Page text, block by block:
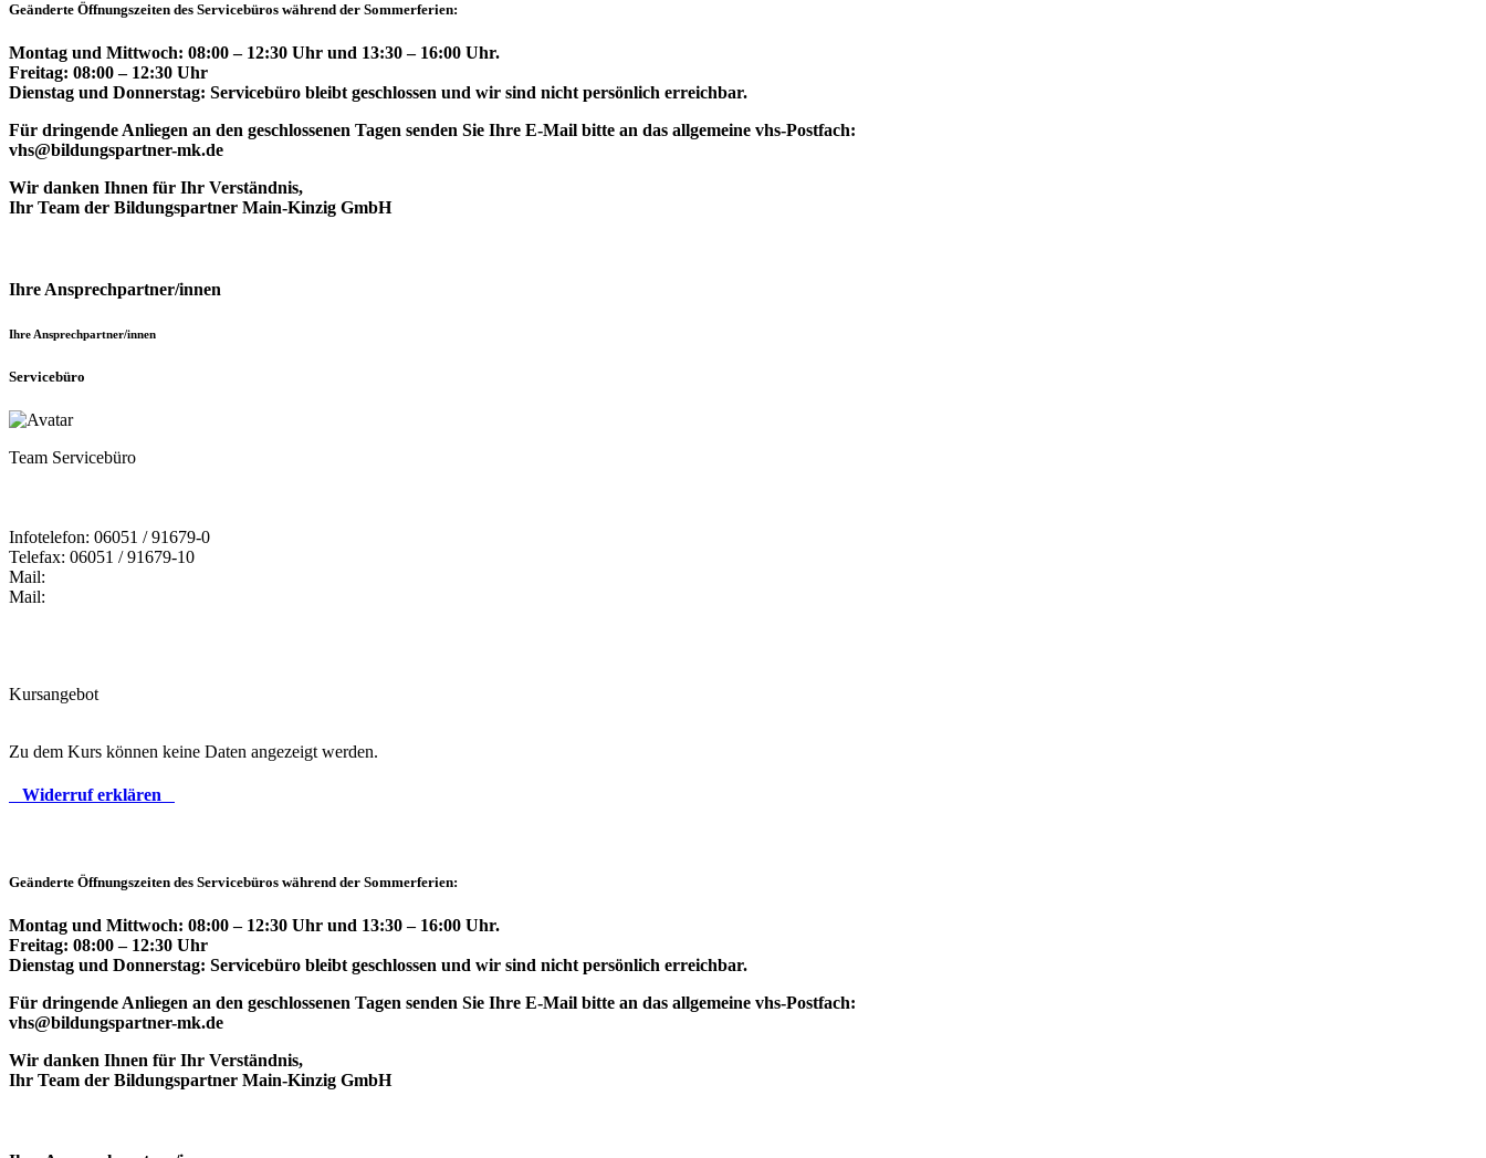
Geänderte Öffnungszeiten des Servicebüros während der Sommerferien:
Montag und Mittwoch: 08:00 – 12:30 Uhr und 13:30 – 16:00 Uhr.
Freitag: 08:00 – 12:30 Uhr
Dienstag und Donnerstag: Servicebüro bleibt geschlossen und wir sind nicht persönlich erreichbar.
Für dringende Anliegen an den geschlossenen Tagen senden Sie Ihre E-Mail bitte an das allgemeine vhs-Postfach:
vhs@bildungspartner-mk.de
Wir danken Ihnen für Ihr Verständnis,
Ihr Team der Bildungspartner Main-Kinzig GmbH
Ihre Ansprechpartner/innen
Ihre Ansprechpartner/innen
Servicebüro
Team Servicebüro
Infotelefon: 06051 / 91679-0
Telefax: 06051 / 91679-10
Mail:
Mail:
Kursangebot
Zu dem Kurs können keine Daten angezeigt werden.
Widerruf erklären
Geänderte Öffnungszeiten des Servicebüros während der Sommerferien:
Montag und Mittwoch: 08:00 – 12:30 Uhr und 13:30 – 16:00 Uhr.
Freitag: 08:00 – 12:30 Uhr
Dienstag und Donnerstag: Servicebüro bleibt geschlossen und wir sind nicht persönlich erreichbar.
Für dringende Anliegen an den geschlossenen Tagen senden Sie Ihre E-Mail bitte an das allgemeine vhs-Postfach:
vhs@bildungspartner-mk.de
Wir danken Ihnen für Ihr Verständnis,
Ihr Team der Bildungspartner Main-Kinzig GmbH